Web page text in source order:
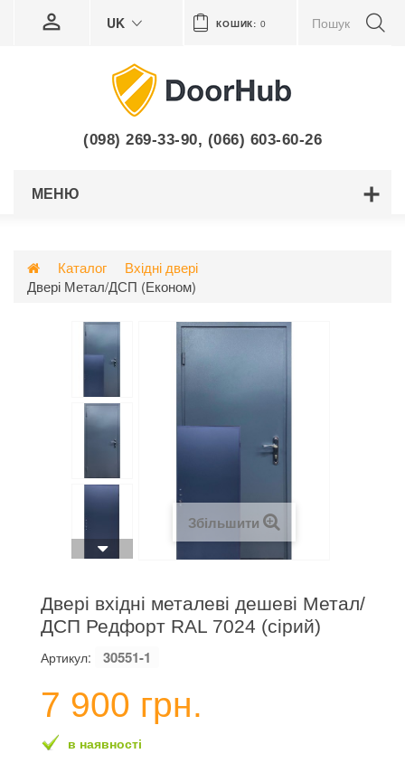
КОШИК: 0
UK
(098) 269-33-90, (066) 603-60-26
МЕНЮ
Каталог
Вхідні двері
Двері Метал/ДСП (Економ)
Збільшити
Двері вхідні металеві дешеві Метал/
ДСП Редфорт RAL 7024 (сірий)
Артикул: 30551-1
7 900 грн.
в наявності